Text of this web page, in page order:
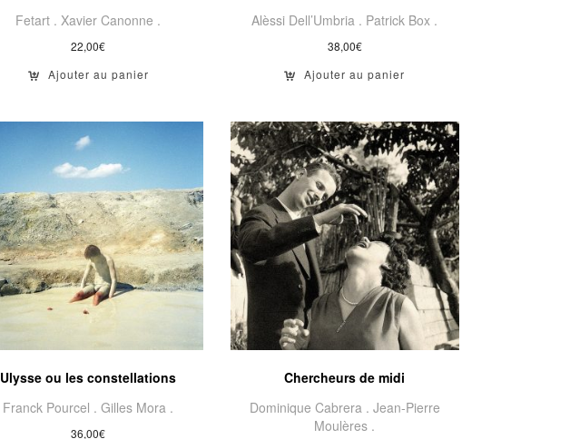
Fetart . Xavier Canonne .
22,00€
Ajouter au panier
Alèssi Dell’Umbria . Patrick Box .
38,00€
Ajouter au panier
Ulysse ou les constellations
Franck Pourcel .Gilles Mora .
36,00€
Chercheurs de midi
Dominique Cabrera . Jean-Pierre
Moulères .